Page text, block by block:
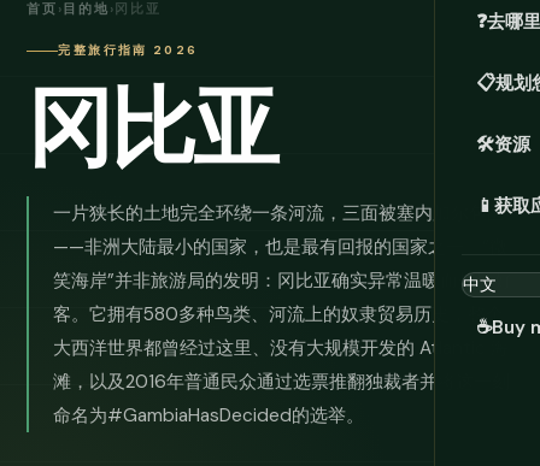
❓去哪
📋规划
🛠️资源
📱 获取
☕Buy
首页 › 目的地 › 冈比亚
完整旅行指南 2026
冈比亚
一片狭长的土地完全环绕一条河流，三面被塞内加尔包围
——非洲大陆最小的国家，也是最有回报的国家之一。“微
笑海岸”并非旅游局的发明：冈比亚确实异常温暖而热情好
客。它拥有580多种鸟类、河流上的奴隶贸易历史，整个
大西洋世界都曾经过这里、没有大规模开发的 Atlantic 海
滩，以及2016年普通民众通过选票推翻独裁者并将这一刻
命名为#GambiaHasDecided的选举。